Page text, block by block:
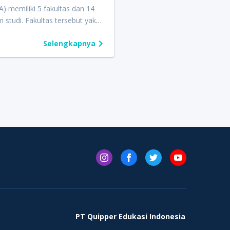
10 dan Kelas 11, serta
onlinekhusus untuk
Kedokteran yang wajib diikuti
memiliki 5 fakultas dan 14
studi. Fakultas tersebut yakni
Fakultas Ekonomi dan
Teknik dan Ilmu
mahasiswanya agar
Selengkapnya
PT Quipper Edukasi Indonesia